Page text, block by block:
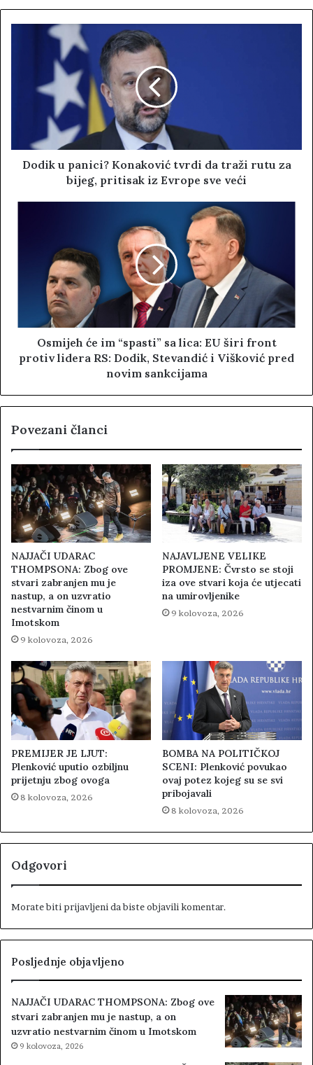
b
s
i
t
e
Dodik u panici? Konaković tvrdi da traži rutu za
bijeg, pritisak iz Evrope sve veći
Osmijeh će im “spasti” sa lica: EU širi front
protiv lidera RS: Dodik, Stevandić i Višković pred
novim sankcijama
Povezani članci
NAJJAČI UDARAC
THOMPSONA: Zbog ove
stvari zabranjen mu je
nastup, a on uzvratio
nestvarnim činom u
Imotskom
9 kolovoza, 2026
NAJAVLJENE VELIKE
PROMJENE: Čvrsto se stoji
iza ove stvari koja će utjecati
na umirovljenike
9 kolovoza, 2026
PREMIJER JE LJUT:
Plenković uputio ozbiljnu
prijetnju zbog ovoga
8 kolovoza, 2026
BOMBA NA POLITIČKOJ
SCENI: Plenković povukao
ovaj potez kojeg su se svi
pribojavali
8 kolovoza, 2026
Odgovori
Morate biti prijavljeni da biste objavili komentar.
Posljednje objavljeno
NAJJAČI UDARAC THOMPSONA: Zbog ove
stvari zabranjen mu je nastup, a on
uzvratio nestvarnim činom u Imotskom
9 kolovoza, 2026